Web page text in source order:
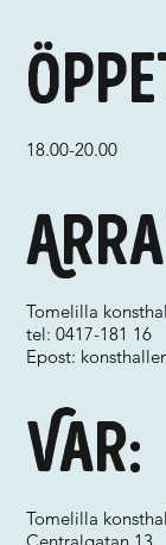
Var:
Tomelilla
tel: 0417-181 16
Epost:
Tomelilla
18.00-20.00